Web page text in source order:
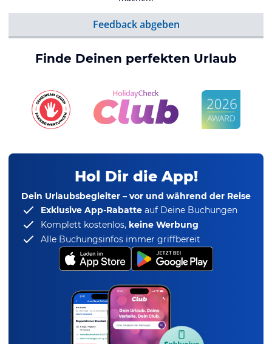
Feedback abgeben
Finde Deinen perfekten Urlaub
Hol Dir die App!
Dein Urlaubsbegleiter – vor und während der Reise
Exklusive App-Rabatte auf Deine Buchungen
Komplett kostenlos, keine Werbung
Alle Buchungsinfos immer griffbereit